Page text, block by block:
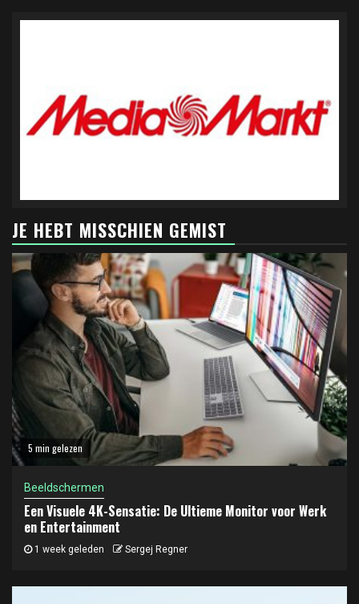
JE HEBT MISSCHIEN GEMIST
5 min gelezen
Beeldschermen
Een Visuele 4K-Sensatie: De Ultieme Monitor voor Werk
en Entertainment
1 week geleden Sergej Regner